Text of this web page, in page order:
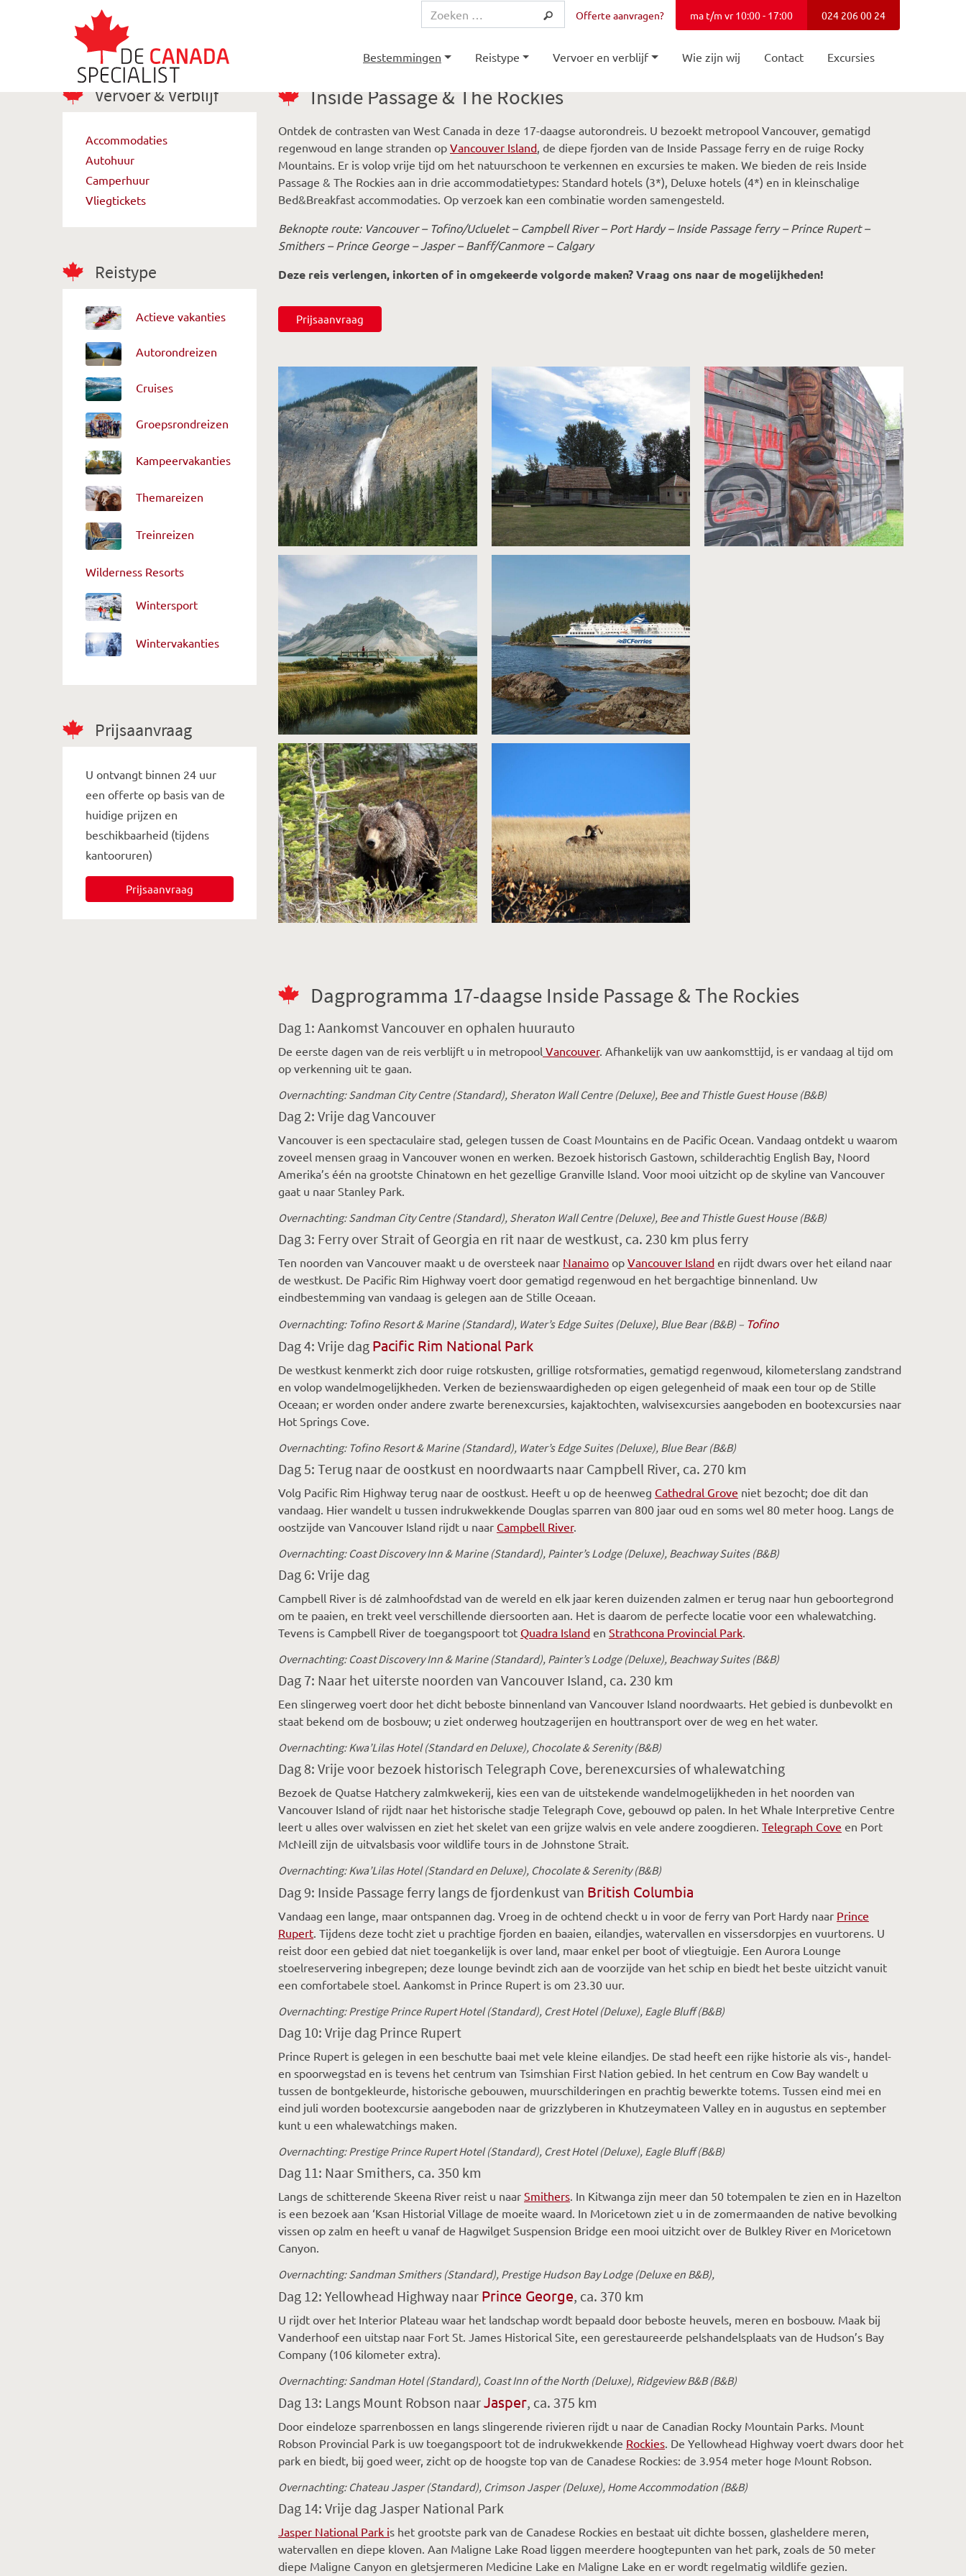
Offerte aanvragen? ma t/m vr 10:00 - 17:00 024 206 00 24
Bestemmingen Reistype Vervoer en verblijf Wie zijn wij Contact Excursies
Vervoer & Verblijf
Accommodaties
Autohuur
Camperhuur
Vliegtickets
Reistype
Actieve vakanties
Autorondreizen
Cruises
Groepsrondreizen
Kampeervakanties
Themareizen
Treinreizen
Wilderness Resorts
Wintersport
Wintervakanties
Prijsaanvraag
U ontvangt binnen 24 uur
een offerte op basis van de
huidige prijzen en
beschikbaarheid (tijdens
kantooruren)
Prijsaanvraag
Inside Passage & The Rockies
Ontdek de contrasten van West Canada in deze 17-daagse autorondreis. U bezoekt metropool Vancouver, gematigd
regenwoud en lange stranden op Vancouver Island , de diepe fjorden van de Inside Passage ferry en de ruige Rocky
Mountains. Er is volop vrije tijd om het natuurschoon te verkennen en excursies te maken. We bieden de reis Inside
Passage & The Rockies aan in drie accommodatietypes: Standard hotels (3*), Deluxe hotels (4*) en in kleinschalige
Bed&Breakfast accommodaties. Op verzoek kan een combinatie worden samengesteld.
Beknopte route: Vancouver – Tofino/Ucluelet – Campbell River – Port Hardy – Inside Passage ferry – Prince Rupert –
Smithers – Prince George – Jasper – Banff/Canmore – Calgary
Deze reis verlengen, inkorten of in omgekeerde volgorde maken? Vraag ons naar de mogelijkheden!
Prijsaanvraag
Dagprogramma 17-daagse Inside Passage & The Rockies
Dag 1: Aankomst Vancouver en ophalen huurauto
De eerste dagen van de reis verblijft u in metropool Vancouver. Afhankelijk van uw aankomsttijd, is er vandaag al tijd om
op verkenning uit te gaan.
Overnachting: Sandman City Centre (Standard), Sheraton Wall Centre (Deluxe), Bee and Thistle Guest House (B&B)
Dag 2: Vrije dag Vancouver
Vancouver is een spectaculaire stad, gelegen tussen de Coast Mountains en de Pacific Ocean. Vandaag ontdekt u waarom
zoveel mensen graag in Vancouver wonen en werken. Bezoek historisch Gastown, schilderachtig English Bay, Noord
Amerika’s één na grootste Chinatown en het gezellige Granville Island. Voor mooi uitzicht op de skyline van Vancouver
gaat u naar Stanley Park.
Overnachting: Sandman City Centre (Standard), Sheraton Wall Centre (Deluxe), Bee and Thistle Guest House (B&B)
Dag 3: Ferry over Strait of Georgia en rit naar de westkust, ca. 230 km plus ferry
Ten noorden van Vancouver maakt u de oversteek naar Nanaimo op Vancouver Island en rijdt dwars over het eiland naar
de westkust. De Pacific Rim Highway voert door gematigd regenwoud en het bergachtige binnenland. Uw
eindbestemming van vandaag is gelegen aan de Stille Oceaan.
Overnachting: Tofino Resort & Marine (Standard), Water’s Edge Suites (Deluxe), Blue Bear (B&B) – Tofino
Dag 4: Vrije dag Pacific Rim National Park
De westkust kenmerkt zich door ruige rotskusten, grillige rotsformaties, gematigd regenwoud, kilometerslang zandstrand
en volop wandelmogelijkheden. Verken de bezienswaardigheden op eigen gelegenheid of maak een tour op de Stille
Oceaan; er worden onder andere zwarte berenexcursies, kajaktochten, walvisexcursies aangeboden en bootexcursies naar
Hot Springs Cove.
Overnachting: Tofino Resort & Marine (Standard), Water’s Edge Suites (Deluxe), Blue Bear (B&B)
Dag 5: Terug naar de oostkust en noordwaarts naar Campbell River, ca. 270 km
Volg Pacific Rim Highway terug naar de oostkust. Heeft u op de heenweg Cathedral Grove niet bezocht; doe dit dan
vandaag. Hier wandelt u tussen indrukwekkende Douglas sparren van 800 jaar oud en soms wel 80 meter hoog. Langs de
oostzijde van Vancouver Island rijdt u naar Campbell River.
Overnachting: Coast Discovery Inn & Marine (Standard), Painter’s Lodge (Deluxe), Beachway Suites (B&B)
Dag 6: Vrije dag
Campbell River is dé zalmhoofdstad van de wereld en elk jaar keren duizenden zalmen er terug naar hun geboortegrond
om te paaien, en trekt veel verschillende diersoorten aan. Het is daarom de perfecte locatie voor een whalewatching.
Tevens is Campbell River de toegangspoort tot Quadra Island en Strathcona Provincial Park.
Overnachting: Coast Discovery Inn & Marine (Standard), Painter’s Lodge (Deluxe), Beachway Suites (B&B)
Dag 7: Naar het uiterste noorden van Vancouver Island, ca. 230 km
Een slingerweg voert door het dicht beboste binnenland van Vancouver Island noordwaarts. Het gebied is dunbevolkt en
staat bekend om de bosbouw; u ziet onderweg houtzagerijen en houttransport over de weg en het water.
Overnachting: Kwa’Lilas Hotel (Standard en Deluxe), Chocolate & Serenity (B&B)
Dag 8: Vrije voor bezoek historisch Telegraph Cove, berenexcursies of whalewatching
Bezoek de Quatse Hatchery zalmkwekerij, kies een van de uitstekende wandelmogelijkheden in het noorden van
Vancouver Island of rijdt naar het historische stadje Telegraph Cove, gebouwd op palen. In het Whale Interpretive Centre
leert u alles over walvissen en ziet het skelet van een grijze walvis en vele andere zoogdieren. Telegraph Cove en Port
McNeill zijn de uitvalsbasis voor wildlife tours in de Johnstone Strait.
Overnachting: Kwa’Lilas Hotel (Standard en Deluxe), Chocolate & Serenity (B&B)
Dag 9: Inside Passage ferry langs de fjordenkust van British Columbia
Vandaag een lange, maar ontspannen dag. Vroeg in de ochtend checkt u in voor de ferry van Port Hardy naar Prince
Rupert. Tijdens deze tocht ziet u prachtige fjorden en baaien, eilandjes, watervallen en vissersdorpjes en vuurtorens. U
reist door een gebied dat niet toegankelijk is over land, maar enkel per boot of vliegtuigje. Een Aurora Lounge
stoelreservering inbegrepen; deze lounge bevindt zich aan de voorzijde van het schip en biedt het beste uitzicht vanuit
een comfortabele stoel. Aankomst in Prince Rupert is om 23.30 uur.
Overnachting: Prestige Prince Rupert Hotel (Standard), Crest Hotel (Deluxe), Eagle Bluff (B&B)
Dag 10: Vrije dag Prince Rupert
Prince Rupert is gelegen in een beschutte baai met vele kleine eilandjes. De stad heeft een rijke historie als vis-, handel-
en spoorwegstad en is tevens het centrum van Tsimshian First Nation gebied. In het centrum en Cow Bay wandelt u
tussen de bontgekleurde, historische gebouwen, muurschilderingen en prachtig bewerkte totems. Tussen eind mei en
eind juli worden bootexcursie aangeboden naar de grizzlyberen in Khutzeymateen Valley en in augustus en september
kunt u een whalewatchings maken.
Overnachting: Prestige Prince Rupert Hotel (Standard), Crest Hotel (Deluxe), Eagle Bluff (B&B)
Dag 11: Naar Smithers, ca. 350 km
Langs de schitterende Skeena River reist u naar Smithers. In Kitwanga zijn meer dan 50 totempalen te zien en in Hazelton
is een bezoek aan ‘Ksan Historial Village de moeite waard. In Moricetown ziet u in de zomermaanden de native bevolking
vissen op zalm en heeft u vanaf de Hagwilget Suspension Bridge een mooi uitzicht over de Bulkley River en Moricetown
Canyon.
Overnachting: Sandman Smithers (Standard), Prestige Hudson Bay Lodge (Deluxe en B&B),
Dag 12: Yellowhead Highway naar Prince George, ca. 370 km
U rijdt over het Interior Plateau waar het landschap wordt bepaald door beboste heuvels, meren en bosbouw. Maak bij
Vanderhoof een uitstap naar Fort St. James Historical Site, een gerestaureerde pelshandelsplaats van de Hudson’s Bay
Company (106 kilometer extra).
Overnachting: Sandman Hotel (Standard), Coast Inn of the North (Deluxe), Ridgeview B&B (B&B)
Dag 13: Langs Mount Robson naarJasper, ca. 375 km
Door eindeloze sparrenbossen en langs slingerende rivieren rijdt u naar de Canadian Rocky Mountain Parks. Mount
Robson Provincial Park is uw toegangspoort tot de indrukwekkende Rockies. De Yellowhead Highway voert dwars door het
park en biedt, bij goed weer, zicht op de hoogste top van de Canadese Rockies: de 3.954 meter hoge Mount Robson.
Overnachting: Chateau Jasper (Standard), Crimson Jasper (Deluxe), Home Accommodation (B&B)
Dag 14: Vrije dag Jasper National Park
Jasper National Park is het grootste park van de Canadese Rockies en bestaat uit dichte bossen, glasheldere meren,
watervallen en diepe kloven. Aan Maligne Lake Road liggen meerdere hoogtepunten van het park, zoals de 50 meter
diepe Maligne Canyon en gletsjermeren Medicine Lake en Maligne Lake en er wordt regelmatig wildlife gezien.